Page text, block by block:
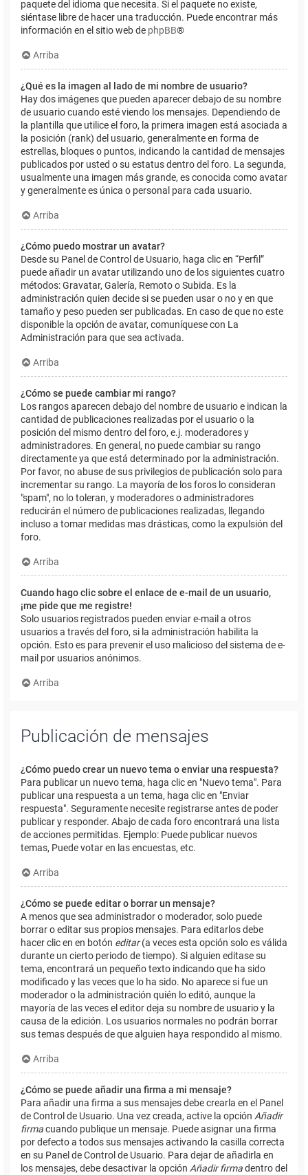
paquete del idioma que necesita. Si el paquete no existe,
siéntase libre de hacer una traducción. Puede encontrar más
información en el sitio web de phpBB®
Arriba
¿Qué es la imagen al lado de mi nombre de usuario?
Hay dos imágenes que pueden aparecer debajo de su nombre
de usuario cuando esté viendo los mensajes. Dependiendo de
la plantilla que utilice el foro, la primera imagen está asociada a
la posición (rank) del usuario, generalmente en forma de
estrellas, bloques o puntos, indicando la cantidad de mensajes
publicados por usted o su estatus dentro del foro. La segunda,
usualmente una imagen más grande, es conocida como avatar
y generalmente es única o personal para cada usuario.
Arriba
¿Cómo puedo mostrar un avatar?
Desde su Panel de Control de Usuario, haga clic en “Perfil”
puede añadir un avatar utilizando uno de los siguientes cuatro
métodos: Gravatar, Galería, Remoto o Subida. Es la
administración quien decide si se pueden usar o no y en que
tamaño y peso pueden ser publicadas. En caso de que no este
disponible la opción de avatar, comuníquese con La
Administración para que sea activada.
Arriba
¿Cómo se puede cambiar mi rango?
Los rangos aparecen debajo del nombre de usuario e indican la
cantidad de publicaciones realizadas por el usuario o la
posición del mismo dentro del foro, e.j. moderadores y
administradores. En general, no puede cambiar su rango
directamente ya que está determinado por la administración.
Por favor, no abuse de sus privilegios de publicación solo para
incrementar su rango. La mayoría de los foros lo consideran
"spam", no lo toleran, y moderadores o administradores
reducirán el número de publicaciones realizadas, llegando
incluso a tomar medidas mas drásticas, como la expulsión del
foro.
Arriba
Cuando hago clic sobre el enlace de e-mail de un usuario,
¡me pide que me registre!
Solo usuarios registrados pueden enviar e-mail a otros
usuarios a través del foro, si la administración habilita la
opción. Esto es para prevenir el uso malicioso del sistema de e-
mail por usuarios anónimos.
Arriba
Publicación de mensajes
¿Cómo puedo crear un nuevo tema o enviar una respuesta?
Para publicar un nuevo tema, haga clic en "Nuevo tema". Para
publicar una respuesta a un tema, haga clic en "Enviar
respuesta". Seguramente necesite registrarse antes de poder
publicar y responder. Abajo de cada foro encontrará una lista
de acciones permitidas. Ejemplo: Puede publicar nuevos
temas, Puede votar en las encuestas, etc.
Arriba
¿Cómo se puede editar o borrar un mensaje?
A menos que sea administrador o moderador, solo puede
borrar o editar sus propios mensajes. Para editarlos debe
hacer clic en en botón editar(a veces esta opción solo es válida
durante un cierto periodo de tiempo). Si alguien editase su
tema, encontrará un pequeño texto indicando que ha sido
modificado y las veces que lo ha sido. No aparece si fue un
moderador o la administración quién lo editó, aunque la
mayoría de las veces el editor deja su nombre de usuario y la
causa de la edición. Los usuarios normales no podrán borrar
sus temas después de que alguien haya respondido al mismo.
Arriba
¿Cómo se puede añadir una firma a mi mensaje?
Para añadir una firma a sus mensajes debe crearla en el Panel
de Control de Usuario. Una vez creada, active la opción Añadir
firmacuando publique un mensaje. Puede asignar una firma
por defecto a todos sus mensajes activando la casilla correcta
en su Panel de Control de Usuario. Para dejar de añadirla en
los mensajes, debe desactivar la opción Añadir firmadentro del